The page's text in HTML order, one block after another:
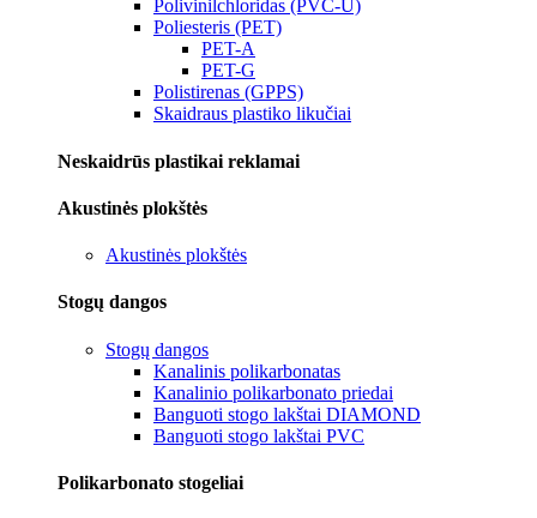
Polivinilchloridas (PVC-U)
Poliesteris (PET)
PET-A
PET-G
Polistirenas (GPPS)
Skaidraus plastiko likučiai
Neskaidrūs plastikai reklamai
Akustinės plokštės
Akustinės plokštės
Stogų dangos
Stogų dangos
Kanalinis polikarbonatas
Kanalinio polikarbonato priedai
Banguoti stogo lakštai DIAMOND
Banguoti stogo lakštai PVC
Polikarbonato stogeliai